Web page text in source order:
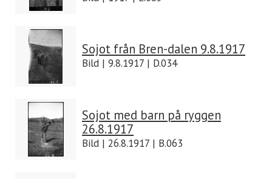
Sojot från Bren-dalen 9.8.1917
Bild | 9.8.1917 | D.034
Sojot med barn på ryggen
26.8.1917
Bild | 26.8.1917 | B.063